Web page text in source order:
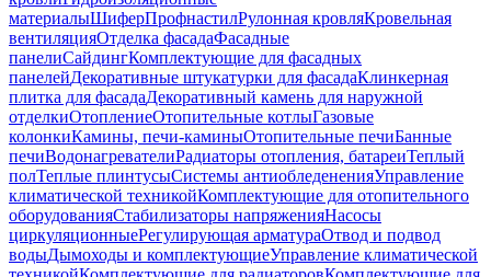
материалыШиферПрофнастилРулонная кровляКровельная
вентиляцияОтделка фасадаФасадные
панелиСайдингКомплектующие для фасадных
панелейДекоративные штукатурки для фасадаКлинкерная
плитка для фасадаДекоративный камень для наружной
отделкиОтоплениеОтопительные котлыГазовые
колонкиКамины, печи-каминыОтопительные печиБанные
печиВодонагревателиРадиаторы отопления, батареиТеплый
полТеплые плинтусыСистемы антиобледененияУправление
климатической техникойКомплектующие для отопительного
оборудованияСтабилизаторы напряженияНасосы
циркуляционныеРегулирующая арматураОтвод и подвод
водыДымоходы и комплектующиеУправление климатической